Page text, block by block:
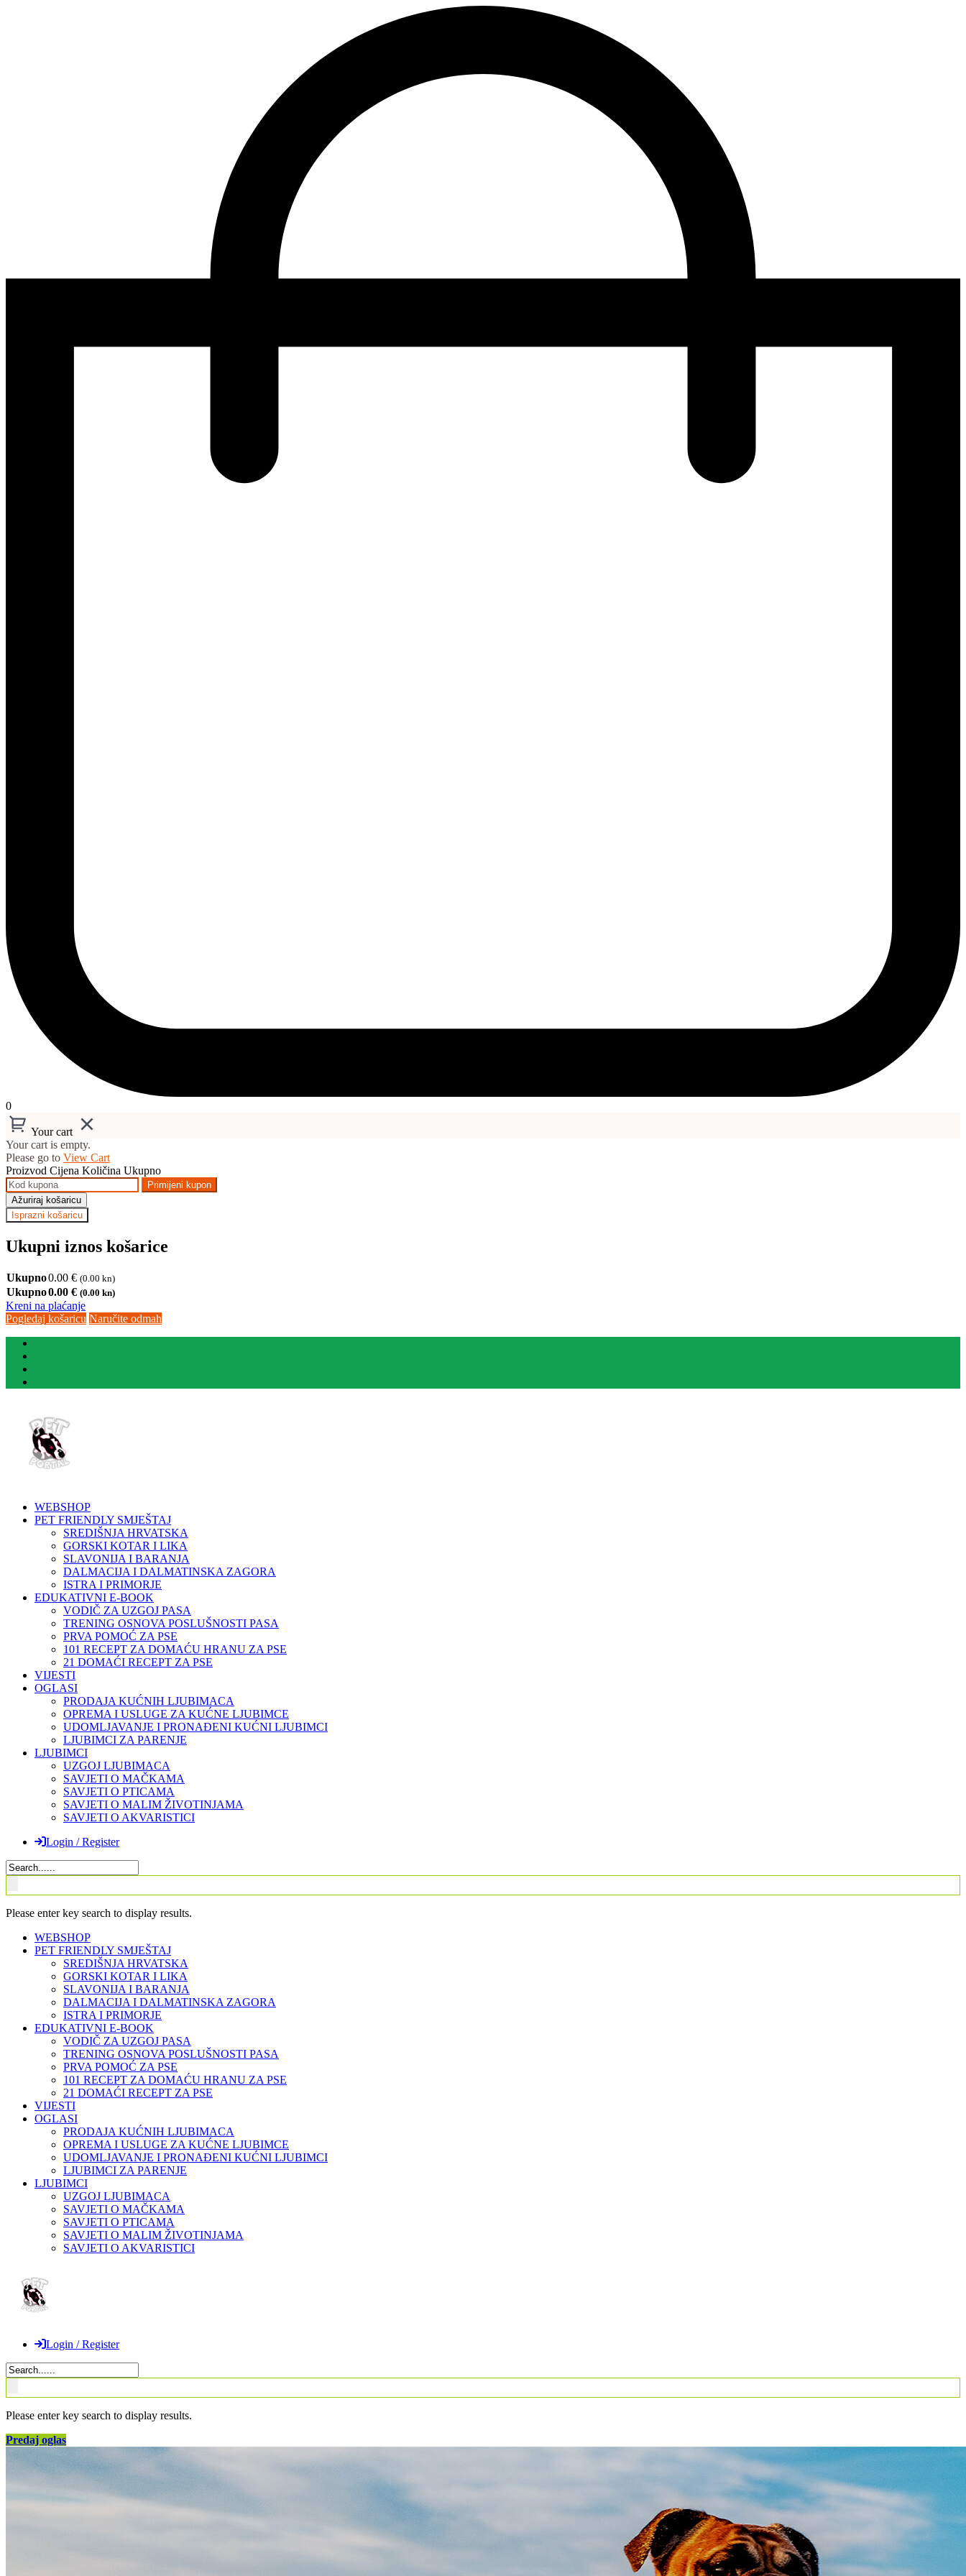
0
Your cart
Your cart is empty.
Please go to View Cart
Proizvod Cijena Količina Ukupno
Primijeni kupon
Ažuriraj košaricu
Isprazni košaricu
Ukupni iznos košarice
Ukupno0.00 € (0.00 kn)
Ukupno0.00 € (0.00 kn)
Kreni na plaćanje
Pogledaj košaricu Naručite odmah
WEBSHOP
PET FRIENDLY SMJEŠTAJ
SREDIŠNJA HRVATSKA
GORSKI KOTAR I LIKA
SLAVONIJA I BARANJA
DALMACIJA I DALMATINSKA ZAGORA
ISTRA I PRIMORJE
EDUKATIVNI E-BOOK
VODIČ ZA UZGOJ PASA
TRENING OSNOVA POSLUŠNOSTI PASA
PRVA POMOĆ ZA PSE
101 RECEPT ZA DOMAĆU HRANU ZA PSE
21 DOMAĆI RECEPT ZA PSE
VIJESTI
OGLASI
PRODAJA KUĆNIH LJUBIMACA
OPREMA I USLUGE ZA KUĆNE LJUBIMCE
UDOMLJAVANJE I PRONAĐENI KUĆNI LJUBIMCI
LJUBIMCI ZA PARENJE
LJUBIMCI
UZGOJ LJUBIMACA
SAVJETI O MAČKAMA
SAVJETI O PTICAMA
SAVJETI O MALIM ŽIVOTINJAMA
SAVJETI O AKVARISTICI
Login / Register
Please enter key search to display results.
WEBSHOP
PET FRIENDLY SMJEŠTAJ
SREDIŠNJA HRVATSKA
GORSKI KOTAR I LIKA
SLAVONIJA I BARANJA
DALMACIJA I DALMATINSKA ZAGORA
ISTRA I PRIMORJE
EDUKATIVNI E-BOOK
VODIČ ZA UZGOJ PASA
TRENING OSNOVA POSLUŠNOSTI PASA
PRVA POMOĆ ZA PSE
101 RECEPT ZA DOMAĆU HRANU ZA PSE
21 DOMAĆI RECEPT ZA PSE
VIJESTI
OGLASI
PRODAJA KUĆNIH LJUBIMACA
OPREMA I USLUGE ZA KUĆNE LJUBIMCE
UDOMLJAVANJE I PRONAĐENI KUĆNI LJUBIMCI
LJUBIMCI ZA PARENJE
LJUBIMCI
UZGOJ LJUBIMACA
SAVJETI O MAČKAMA
SAVJETI O PTICAMA
SAVJETI O MALIM ŽIVOTINJAMA
SAVJETI O AKVARISTICI
Login / Register
Please enter key search to display results.
Predaj oglas